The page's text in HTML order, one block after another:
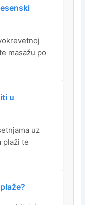
masažu po
u
uz
plaži te